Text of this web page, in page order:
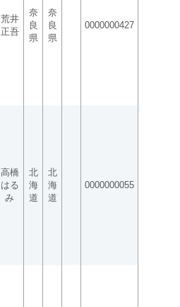
荒井
正吾
奈
良
県
奈
良
県
0000000427
高橋
はる
み
北
海
道
北
海
道
0000000055